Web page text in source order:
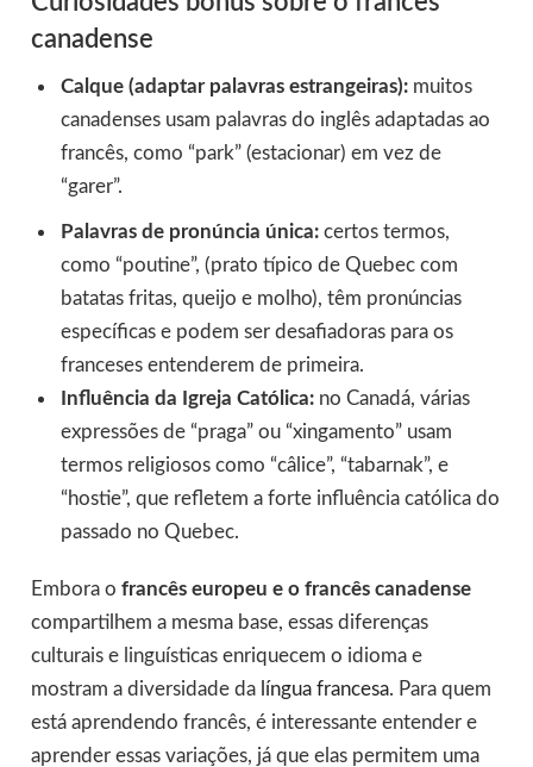
canadense
Calque (adaptar palavras estrangeiras): muitos
canadenses usam palavras do inglês adaptadas ao
francês, como “park” (estacionar) em vez de
“garer”.
Palavras de pronúncia única:certos termos,
como “poutine”, (prato típico de Quebec com
batatas fritas, queijo e molho), têm pronúncias
específicas e podem ser desafiadoras para os
franceses entenderem de primeira.
Influência da Igreja Católica:no Canadá, várias
expressões de “praga” ou “xingamento” usam
termos religiosos como “câlice”, “tabarnak”, e
“hostie”, que refletem a forte influência católica do
passado no Quebec.
Embora o francês europeu e o francês canadense
compartilhem a mesma base, essas diferenças
culturais e linguísticas enriquecem o idioma e
mostram a diversidade da língua francesa. Para quem
está aprendendo francês, é interessante entender e
aprender essas variações, já que elas permitem uma